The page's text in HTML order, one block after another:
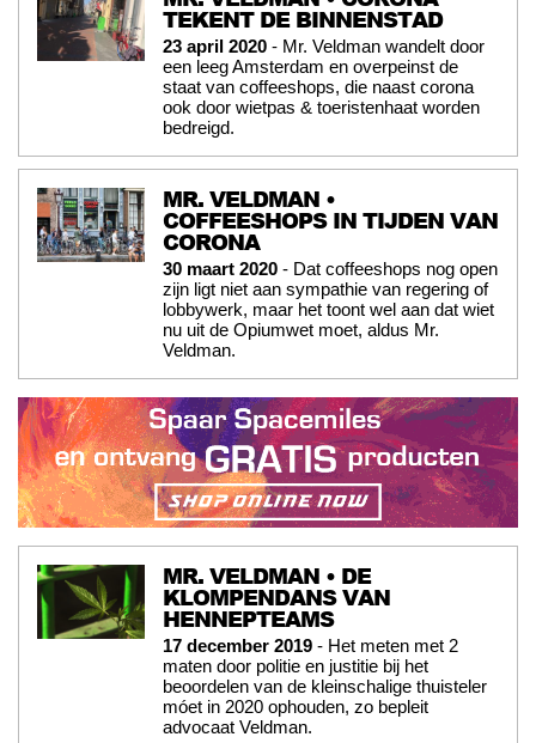
TEKENT DE BINNENSTAD
23 april 2020 - Mr. Veldman wandelt door
een leeg Amsterdam en overpeinst de
staat van coffeeshops, die naast corona
ook door wietpas & toeristenhaat worden
bedreigd.
MR. VELDMAN •
COFFEESHOPS IN TIJDEN VAN
CORONA
30 maart 2020 - Dat coffeeshops nog open
zijn ligt niet aan sympathie van regering of
lobbywerk, maar het toont wel aan dat wiet
nu uit de Opiumwet moet, aldus Mr.
Veldman.
MR. VELDMAN • DE
KLOMPENDANS VAN
HENNEPTEAMS
17 december 2019 - Het meten met 2
maten door politie en justitie bij het
beoordelen van de kleinschalige thuisteler
móet in 2020 ophouden, zo bepleit
advocaat Veldman.